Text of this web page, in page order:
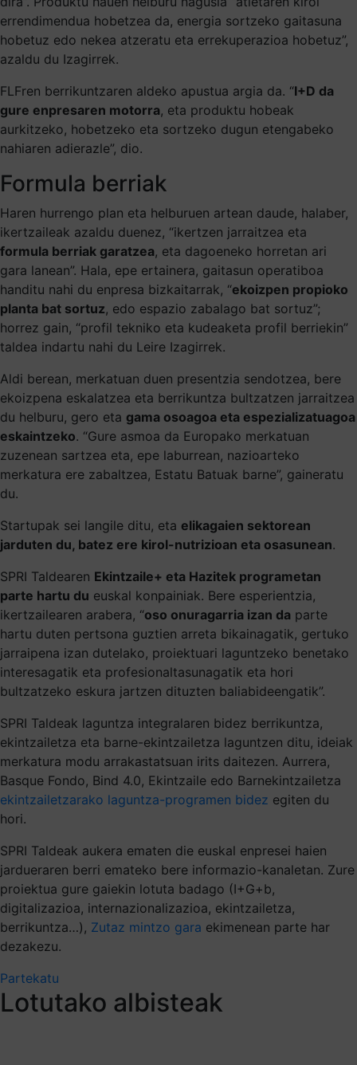
errendimendua hobetzea da, energia sortzeko gaitasuna
hobetuz edo nekea atzeratu eta errekuperazioa hobetuz”,
azaldu du Izagirrek.
FLFren berrikuntzaren aldeko apustua argia da. “I+D da
gure enpresaren motorra, eta produktu hobeak
aurkitzeko, hobetzeko eta sortzeko dugun etengabeko
nahiaren adierazle”, dio.
Formula berriak
Haren hurrengo plan eta helburuen artean daude, halaber,
ikertzaileak azaldu duenez, “ikertzen jarraitzea eta
formula berriak garatzea, eta dagoeneko horretan ari
gara lanean”. Hala, epe ertainera, gaitasun operatiboa
handitu nahi du enpresa bizkaitarrak, “ekoizpen propioko
planta bat sortuz, edo espazio zabalago bat sortuz”;
horrez gain, “profil tekniko eta kudeaketa profil berriekin”
taldea indartu nahi du Leire Izagirrek.
Aldi berean, merkatuan duen presentzia sendotzea, bere
ekoizpena eskalatzea eta berrikuntza bultzatzen jarraitzea
du helburu, gero eta gama osoagoa eta espezializatuagoa
eskaintzeko. “Gure asmoa da Europako merkatuan
zuzenean sartzea eta, epe laburrean, nazioarteko
merkatura ere zabaltzea, Estatu Batuak barne”, gaineratu
du.
Startupak sei langile ditu, eta elikagaien sektorean
jarduten du, batez ere kirol-nutrizioan eta osasunean.
SPRI Taldearen Ekintzaile+ eta Hazitek programetan
parte hartu du euskal konpainiak. Bere esperientzia,
ikertzailearen arabera, “oso onuragarria izan da parte
hartu duten pertsona guztien arreta bikainagatik, gertuko
jarraipena izan dutelako, proiektuari laguntzeko benetako
interesagatik eta profesionaltasunagatik eta hori
bultzatzeko eskura jartzen dituzten baliabideengatik”.
SPRI Taldeak laguntza integralaren bidez berrikuntza,
ekintzailetza eta barne-ekintzailetza laguntzen ditu, ideiak
merkatura modu arrakastatsuan irits daitezen. Aurrera,
Basque Fondo, Bind 4.0, Ekintzaile edo Barnekintzailetza
ekintzailetzarako laguntza-programen bidez egiten du
hori.
SPRI Taldeak aukera ematen die euskal enpresei haien
jardueraren berri emateko bere informazio-kanaletan. Zure
proiektua gure gaiekin lotuta badago (I+G+b,
digitalizazioa, internazionalizazioa, ekintzailetza,
berrikuntza…), Zutaz mintzo gara ekimenean parte har
dezakezu.
Partekatu
Lotutako albisteak